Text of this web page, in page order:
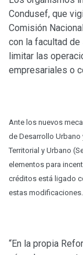
Condusef, que
Comisión
con la facultad
limitar las
empresariales o
Ante los nuevos
de Desarrollo Urbano
Territorial y Urbano
elementos para
créditos está ligado
estas modificaciones.
“En la propia